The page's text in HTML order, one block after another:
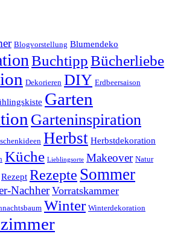
Blogvorstellung Blumendeko
BuchtippBücherliebe
Dekorieren DIY Erdbeersaison
Garten
Garteninspiration
Herbst Herbstdekoration
Küche Lieblingsorte Makeover Natur
Rezept Rezepte Sommer
Nachher Vorratskammer
Winter Winterdekoration